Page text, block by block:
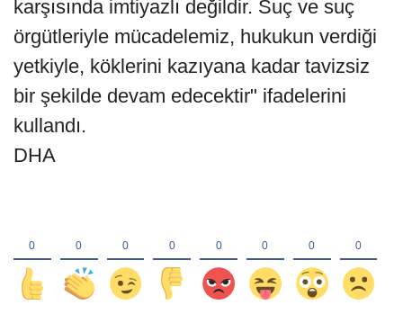
karşısında imtiyazlı değildir. Suç ve suç
örgütleriyle mücadelemiz, hukukun verdiği
yetkiyle, köklerini kazıyana kadar tavizsiz
bir şekilde devam edecektir" ifadelerini
kullandı.
DHA